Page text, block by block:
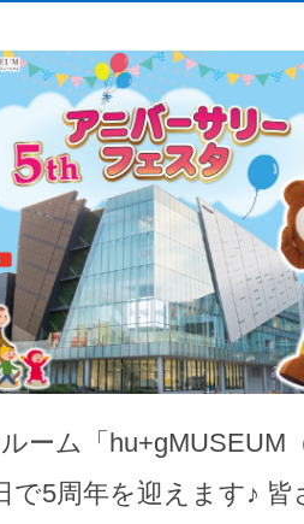
ーム「hu+gMUSEUM
で5周年を迎えます♪